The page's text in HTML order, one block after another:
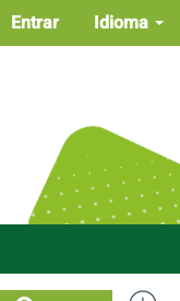
Idioma
Entrar